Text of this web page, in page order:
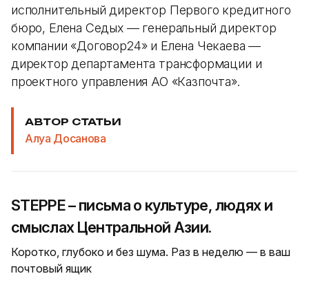
исполнительный директор Первого кредитного
бюро, Елена Седых — генеральный директор
компании «Договор24» и Елена Чекаева —
директор департамента трансформации и
проектного управления АО «Казпочта».
АВТОР СТАТЬИ
Алуа Досанова
STEPPE – письма о культуре, людях и
смыслах Центральной Азии.
Коротко, глубоко и без шума. Раз в неделю — в ваш
почтовый ящик